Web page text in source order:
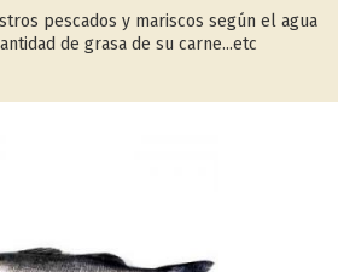
pescados y mariscos según el agua
de grasa de su carne...etc